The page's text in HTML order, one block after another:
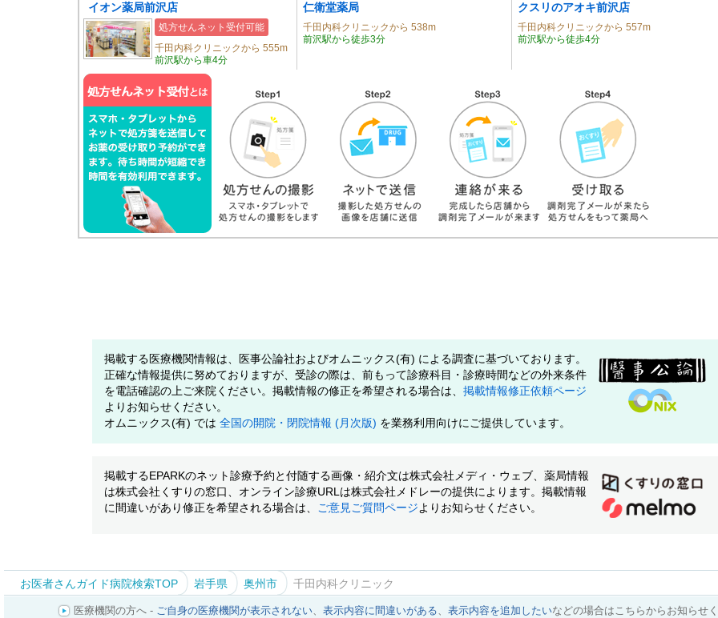
イオン薬局前沢店
処方せんネット受付可能
千田内科クリニックから 555m
前沢駅から車4分
仁衛堂薬局
千田内科クリニックから 538m
前沢駅から徒歩3分
クスリのアオキ前沢店
千田内科クリニックから 557m
前沢駅から徒歩4分
掲載する医療機関情報は、医事公論社およびオムニックス(有) による調査に基づいております。
正確な情報提供に努めておりますが、受診の際は、前もって診療科目・診療時間などの外来条件
を電話確認の上ご来院ください。掲載情報の修正を希望される場合は、 掲載情報修正依頼ページ
よりお知らせください。
オムニックス(有) では 全国の開院・閉院情報 (月次版) を業務利用向けにご提供しています。
掲載するEPARKのネット診療予約と付随する画像・紹介文は株式会社メディ・ウェブ、薬局情報
は株式会社くすりの窓口、オンライン診療URLは株式会社メドレーの提供によります。掲載情報
に間違いがあり修正を希望される場合は、 ご意見ご質問ページよりお知らせください。
お医者さんガイド病院検索TOP 岩手県 奥州市 千田内科クリニック
医療機関の方へ - ご自身の医療機関が表示されない、 表示内容に間違いがある、 表示内容を追加したいなどの場合はこちらからお知らせ